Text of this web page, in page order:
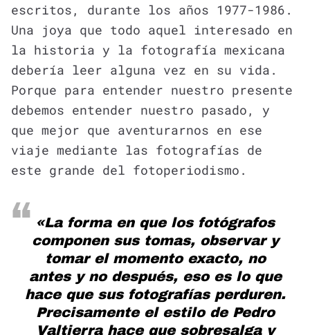
escritos, durante los años 1977-1986.
Una joya que todo aquel interesado en
la historia y la fotografía mexicana
debería leer alguna vez en su vida.
Porque para entender nuestro presente
debemos entender nuestro pasado, y
que mejor que aventurarnos en ese
viaje mediante las fotografías de
este grande del fotoperiodismo.
«La forma en que los fotógrafos
componen sus tomas, observar y
tomar el momento exacto, no
antes y no después, eso es lo que
hace que sus fotografías perduren.
Precisamente el estilo de Pedro
Valtierra hace que sobresalga y